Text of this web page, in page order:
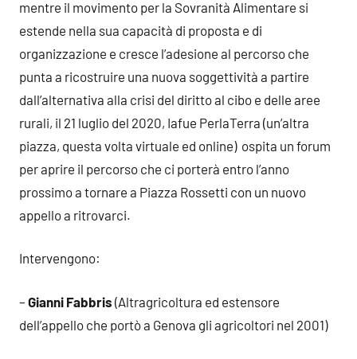
mentre il movimento per la Sovranità Alimentare si
estende nella sua capacità di proposta e di
organizzazione e cresce l’adesione al percorso che
punta a ricostruire una nuova soggettività a partire
dall’alternativa alla crisi del diritto al cibo e delle aree
rurali, il 21 luglio del 2020, Iafue PerlaTerra (un’altra
piazza, questa volta virtuale ed online) ospita un forum
per aprire il percorso che ci porterà entro l’anno
prossimo a tornare a Piazza Rossetti con un nuovo
appello a ritrovarci.
Intervengono:
– Gianni Fabbris (Altragricoltura ed estensore
dell’appello che portò a Genova gli agricoltori nel 2001)